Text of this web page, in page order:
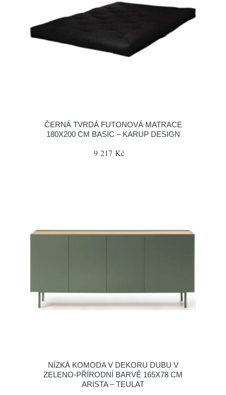
ČERNÁ TVRDÁ FUTONOVÁ MATRACE
180X200 CM BASIC – KARUP DESIGN
9 217 Kč
NÍZKÁ KOMODA V DEKORU DUBU V
ZELENO-PŘÍRODNÍ BARVĚ 165X78 CM
ARISTA – TEULAT